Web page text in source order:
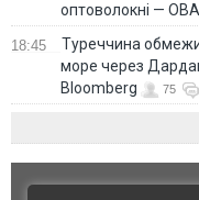
оптоволокні — ОВА
18:45
Туреччина
море через
Bloomberg
75